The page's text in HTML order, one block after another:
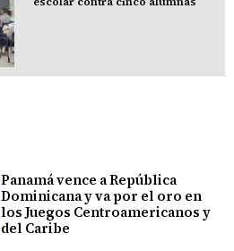
Panamá vence a República
Dominicana y va por el oro en
los Juegos Centroamericanos y
del Caribe